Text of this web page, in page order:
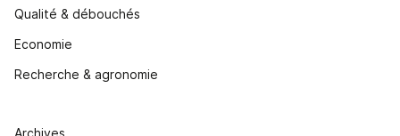
Qualité & débouchés
Economie
Recherche & agronomie
Archives